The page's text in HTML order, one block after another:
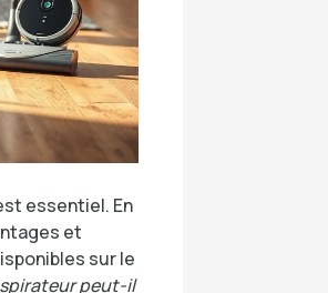
essentiel. En
et
sur le
peut-il